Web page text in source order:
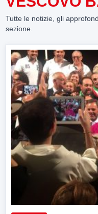
Tutte le notizie, gli
sezione.